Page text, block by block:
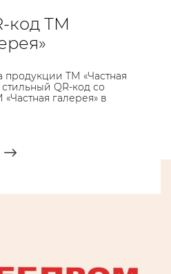
код ТМ
продукции ТМ «Частная
QR-код со
галерея» в